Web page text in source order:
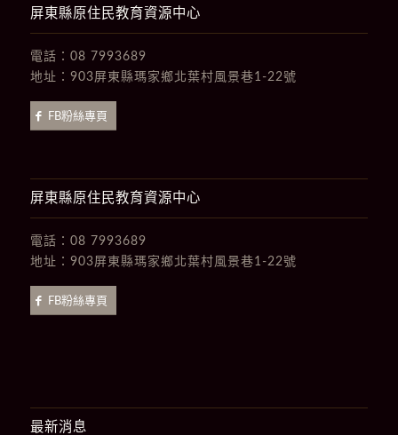
屏東縣原住民教育資源中心
電話： 08 7993689
地址： 903屏東縣瑪家鄉北葉村風景巷1-22號
FB粉絲專頁
屏東縣原住民教育資源中心
電話： 08 7993689
地址： 903屏東縣瑪家鄉北葉村風景巷1-22號
FB粉絲專頁
最新消息